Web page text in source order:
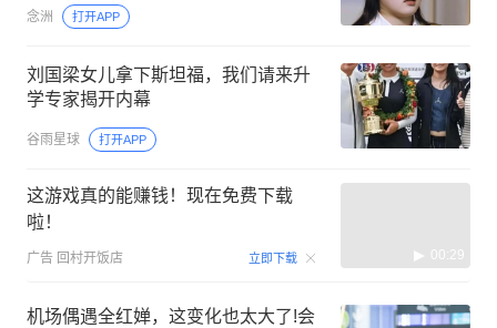
念洲 打开APP
刘国梁女儿拿下斯坦福，我们请来升
学专家揭开内幕
谷雨星球 打开APP
这游戏真的能赚钱！现在免费下载
啦！
广告 回村开饭店 立即下载 00:29
机场偶遇全红婵，这变化也太大了!会